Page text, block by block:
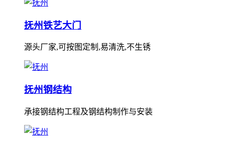
抚州铁艺大门
源头厂家,可按图定制,易清洗,不生锈
抚州钢结构
承接钢结构工程及钢结构制作与安装